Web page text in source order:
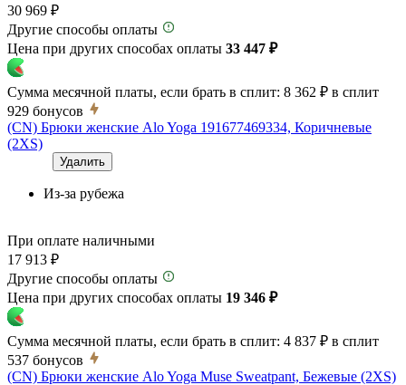
30 969 ₽
Другие способы оплаты
Цена при других способах оплаты 33 447 ₽
Сумма месячной платы, если брать в сплит: 8 362 ₽ в сплит
929 бонусов
(CN) Брюки женские Alo Yoga 191677469334, Коричневые
(2XS)
Удалить
Из-за рубежа
При оплате наличными
17 913 ₽
Другие способы оплаты
Цена при других способах оплаты 19 346 ₽
Сумма месячной платы, если брать в сплит: 4 837 ₽ в сплит
537 бонусов
(CN) Брюки женские Alo Yoga Muse Sweatpant, Бежевые (2XS)